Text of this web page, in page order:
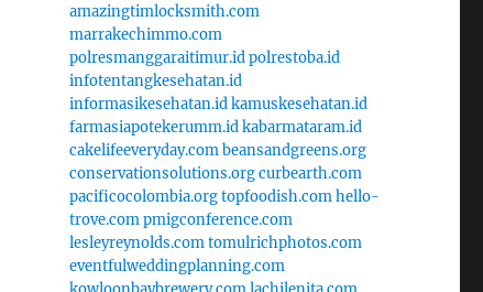
amazingtimlocksmith.com
marrakechimmo.com
polresmanggaraitimur.idpolrestoba.id
infotentangkesehatan.id
informasikesehatan.idkamuskesehatan.id
farmasiapotekerumm.idkabarmataram.id
cakelifeeveryday.combeansandgreens.org
conservationsolutions.orgcurbearth.com
pacificocolombia.orgtopfoodish.comhello-
trove.compmigconference.com
lesleyreynolds.comtomulrichphotos.com
eventfulweddingplanning.com